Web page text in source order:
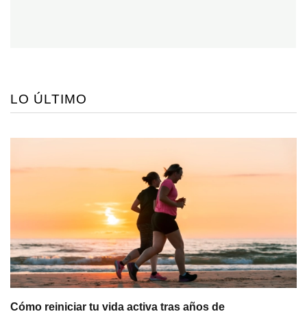
LO ÚLTIMO
Cómo reiniciar tu vida activa tras años de